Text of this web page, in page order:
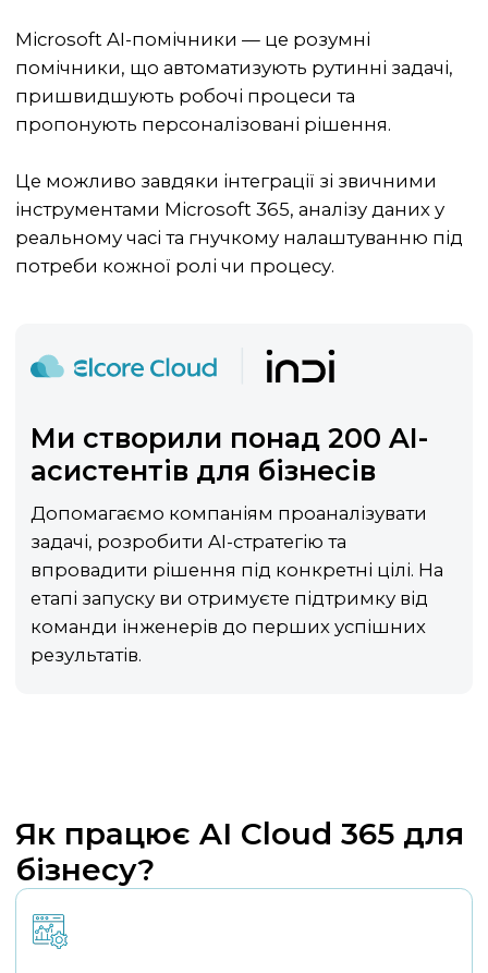
Microsoft AI-помічники — це розумні
помічники, що автоматизують рутинні задачі,
пришвидшують робочі процеси та
пропонують персоналізовані рішення.
Це можливо завдяки інтеграції зі звичними
інструментами Microsoft 365, аналізу даних у
реальному часі та гнучкому налаштуванню під
потреби кожної ролі чи процесу.
Ми створили понад 200 AI-
асистентів для бізнесів
Допомагаємо компаніям проаналізувати
задачі, розробити AI-стратегію та
впровадити рішення під конкретні цілі. На
етапі запуску ви отримуєте підтримку від
команди інженерів до перших успішних
результатів.
Як працює AI Cloud 365 для
бізнесу?